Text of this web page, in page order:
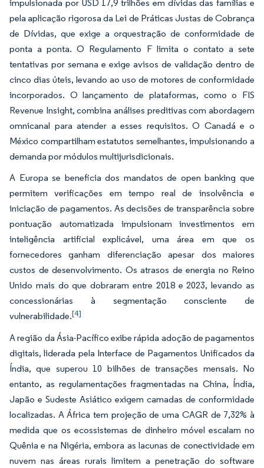
impulsionada por USD 17,9 trilhões em dívidas das famílias e
pela aplicação rigorosa da Lei de Práticas Justas de Cobrança
de Dívidas, que exige a orquestração de conformidade de
ponta a ponta. O Regulamento F limita o contato a sete
tentativas por semana e exige avisos de validação dentro de
cinco dias úteis, levando ao uso de motores de conformidade
incorporados. O lançamento de plataformas, como o FIS
Revenue Insight, combina análises preditivas com abordagem
omnicanal para atender a esses requisitos. O Canadá e o
México compartilham estatutos semelhantes, impulsionando a
demanda por módulos multijurisdicionais.
A Europa se beneficia dos mandatos de open banking que
permitem verificações em tempo real de insolvência e
iniciação de pagamentos. As decisões de transparência sobre
pontuação automatizada impulsionam investimentos em
inteligência artificial explicável, uma área em que os
fornecedores ganham diferenciação apesar dos maiores
custos de desenvolvimento. Os atrasos de energia no Reino
Unido mais do que dobraram entre 2018 e 2023, levando as
concessionárias à segmentação consciente de
vulnerabilidade.[4]
A região da Ásia-Pacífico exibe rápida adoção de pagamentos
digitais, liderada pela Interface de Pagamentos Unificados da
Índia, que superou 10 bilhões de transações mensais. No
entanto, as regulamentações fragmentadas na China, Índia,
Japão e Sudeste Asiático exigem camadas de conformidade
localizadas. A África tem projeção de uma CAGR de 7,32% à
medida que os ecossistemas de dinheiro móvel escalam no
Quênia e na Nigéria, embora as lacunas de conectividade em
nuvem nas áreas rurais limitem a penetração do software